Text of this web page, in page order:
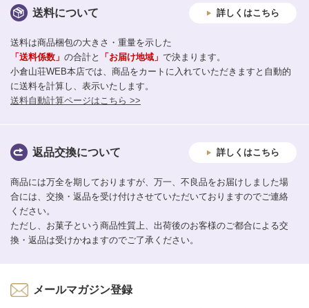
送料について 詳しくはこちら
送料は商品梱包の大きさ・重量を示した
「送料係数」 の合計と 「お届け地域」 で決まります。
小倉山荘WEB本店では、商品をカートに入れていただきますと自動的
に送料を計算し、表示いたします。
送料自動計算ページはこちら >>
返品交換について 詳しくはこちら
商品には万全を期しておりますが、万一、不良品をお届けしました場
合には、交換・返品を受け付けさせていただいておりますのでご連絡
ください。
ただし、お菓子という商品性質上、出荷後のお客様のご都合による交
換・返品は受けかねますのでご了承ください。
メールマガジン登録